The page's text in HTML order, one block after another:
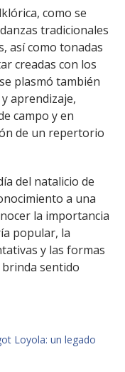
Loyola: un legado
como se
tradicionales
así como tonadas
creadas con los
plasmó también
aprendizaje,
campo y en
de un repertorio
del natalicio de
a una
la importancia
popular, la
y las formas
sentido